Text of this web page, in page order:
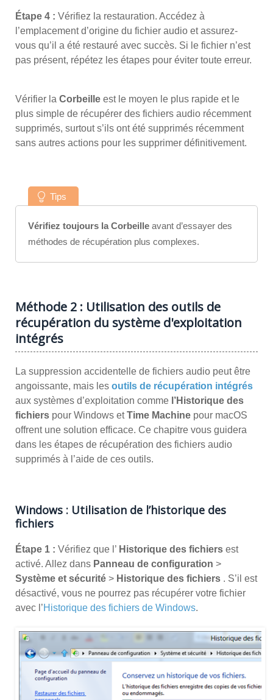
Étape 4 : Vérifiez la restauration. Accédez à
l’emplacement d’origine du fichier audio et assurez-
vous qu’il a été restauré avec succès. Si le fichier n’est
pas présent, répétez les étapes pour éviter toute erreur.
Vérifier la Corbeille est le moyen le plus rapide et le
plus simple de récupérer des fichiers audio récemment
supprimés, surtout s’ils ont été supprimés récemment
sans autres actions pour les supprimer définitivement.
Tips
Vérifiez toujours la Corbeille avant d’essayer des
méthodes de récupération plus complexes.
Méthode 2 : Utilisation des outils de
récupération du système d'exploitation
intégrés
La suppression accidentelle de fichiers audio peut être
angoissante, mais les outils de récupération intégrés
aux systèmes d’exploitation comme l’Historique des
fichiers pour Windows etTime Machine pour macOS
offrent une solution efficace. Ce chapitre vous guidera
dans les étapes de récupération des fichiers audio
supprimés à l’aide de ces outils.
Windows : Utilisation de l’historique des
fichiers
Étape 1 : Vérifiez que l’ Historique des fichiers est
activé. Allez dans Panneau de configuration >
Système et sécurité > Historique des fichiers . S’il est
désactivé, vous ne pourrez pas récupérer votre fichier
avec l’Historique des fichiers de Windows.